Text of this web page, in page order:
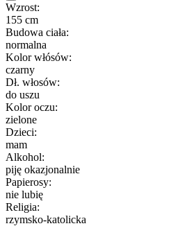
Wzrost:
155 cm
Budowa ciała:
normalna
Kolor włósów:
czarny
Dł. włosów:
do uszu
Kolor oczu:
zielone
Dzieci:
mam
Alkohol:
piję okazjonalnie
Papierosy:
nie lubię
Religia:
rzymsko-katolicka